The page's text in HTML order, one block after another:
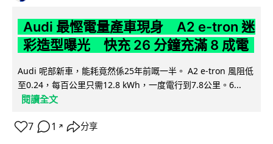
Audi 最慳電量產車現身 A2 e-tron 迷
彩造型曝光 快充 26 分鐘充滿 8 成電
Audi 呢部新車，能耗竟然係25年前嘅一半。 A2 e-tron 風阻低
至0.24，每百公里只需12.8 kWh，一度電行到7.8公里。6...
閱讀全文
7 1 ↗ 分享